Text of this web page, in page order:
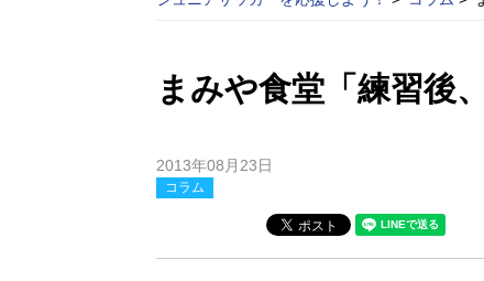
まみや食堂「練習後
2013年08月23日
コラム